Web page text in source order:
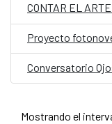
CONTAR EL ARTE
Proyecto
Conversatorio
Mostrando el